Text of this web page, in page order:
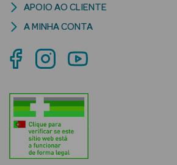
Lábios
Criança
Rosto e
APOIO AO CLIENTE
A MINHA CONTA